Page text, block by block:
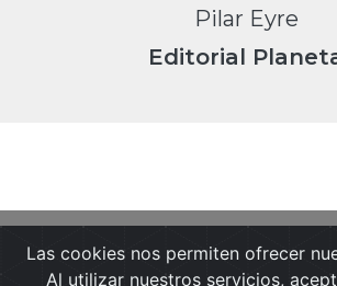
Pilar Eyre
Editorial
Portada Noticias
Guía
Las cookies nos permiten ofrecer
Al utilizar nuestros servicios,